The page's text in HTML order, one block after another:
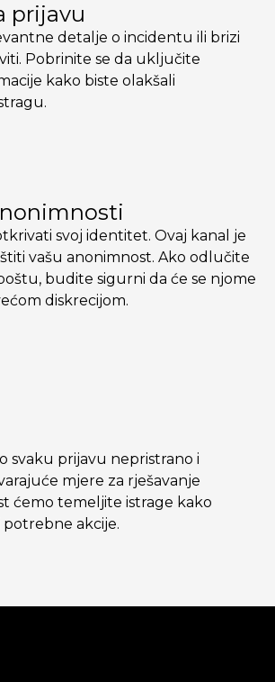
prijavu
detalje o incidentu ili brizi
Pobrinite se da uključite
kako biste olakšali
svoj identitet. Ovaj kanal je
vašu anonimnost. Ako odlučite
budite sigurni da će se njome
diskrecijom.
svaku prijavu nepristrano i
mjere za rješavanje
ćemo temeljite istrage kako
akcije.